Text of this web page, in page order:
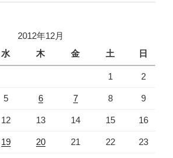
2012年12月
水 木 金 土 日
1 2
5 6 7 8 9
12 13 14 15 16
19 20 21 22 23